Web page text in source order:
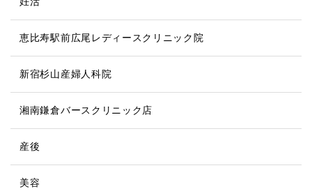
恵比寿駅前広尾レディースクリニック院
新宿杉山産婦人科院
湘南鎌倉バースクリニック店
産後
美容